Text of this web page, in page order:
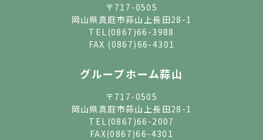
〒717-0505
岡山県真庭市蒜山上長田28-1
TEL (0867)66-3988
FAX (0867)66-4301
グループホーム蒜山
〒717-0505
岡山県真庭市蒜山上長田28-1
TEL (0867)66-2007
FAX(0867)66-4301